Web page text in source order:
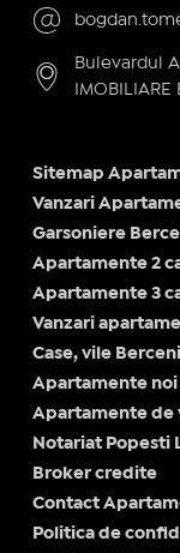
Bulevardul
IMOBILIARE
Sitemap
Vanzari
Garsoniere
Apartamente 2
Apartamente 3
Vanzari
Case, vile Berceni
Apartamente noi
Apartamente de
Notariat Popesti
Broker credite
Contact
Politica de